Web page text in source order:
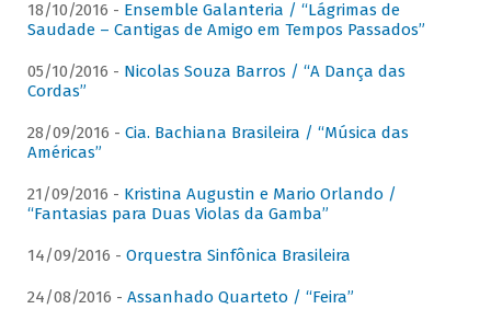
18/10/2016 - Ensemble Galanteria / “Lágrimas de
Saudade – Cantigas de Amigo em Tempos Passados”
05/10/2016 - Nicolas Souza Barros / “A Dança das
Cordas”
28/09/2016 - Cia. Bachiana Brasileira / “Música das
Américas”
21/09/2016 - Kristina Augustin e Mario Orlando /
“Fantasias para Duas Violas da Gamba”
14/09/2016 - Orquestra Sinfônica Brasileira
24/08/2016 - Assanhado Quarteto / “Feira”